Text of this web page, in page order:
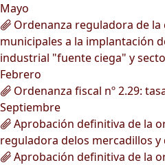
Mayo
Ordenanza reguladora de la
municipales a la implantación
industrial "fuente ciega" y
Febrero
Ordenanza fiscal nº 2.29:
Septiembre
Aprobación definitiva de la
reguladora delos mercadillos y
Aprobación definitiva de la